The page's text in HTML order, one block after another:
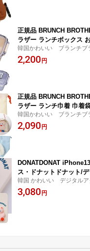
正規品 BRUNCH
ラザー ランチボックス
スト 韓国
韓国かわいい ブランチブ
ボックス
2,200 円
正規品 BRUNCH
ラザー ランチ巾着 巾着
ースト 韓国
韓国かわいい ブランチブ
巾着
2,090 円
DONATDONAT
ス・ドナットドナット/
サリー クマ 立体 ドナッ
韓国 かわいい デジタルア
ホケース
3,080 円